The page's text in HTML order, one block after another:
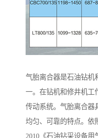
气胎离合器是石油钻机
一。在钻机和修井机工
传动系统。气胎离合器
均匀、可靠的特点。依
2010《石油钻采设备